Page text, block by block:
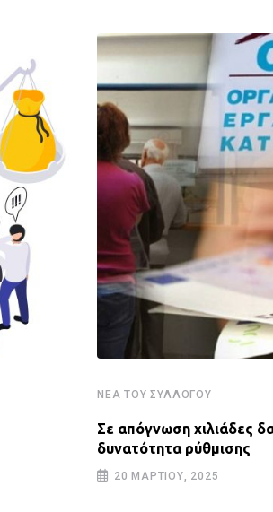
ΝΈΑ ΤΟΥ ΣΥΛΛΌΓΟΥ
Σε απόγνωση χιλιάδες
δυνατότητα ρύθμισης
20 ΜΑΡΤΊΟΥ, 2025